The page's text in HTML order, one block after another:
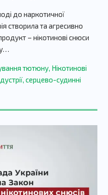
до наркотичної
створила та агресивно
– нікотинові снюси
тютюну, Нікотинові
, серцево-судинні